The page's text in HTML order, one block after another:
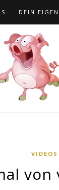
DEIN
VIDEOS
von